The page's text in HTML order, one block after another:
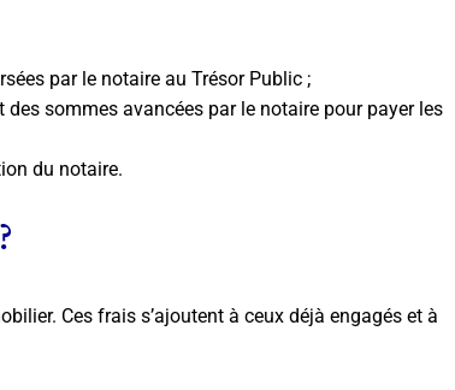
par le notaire au Trésor Public ;
sommes avancées par le notaire pour payer les
du notaire.
Ces frais s’ajoutent à ceux déjà engagés et à